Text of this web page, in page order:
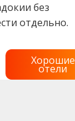
без
отдельно.
Хорошие
отели